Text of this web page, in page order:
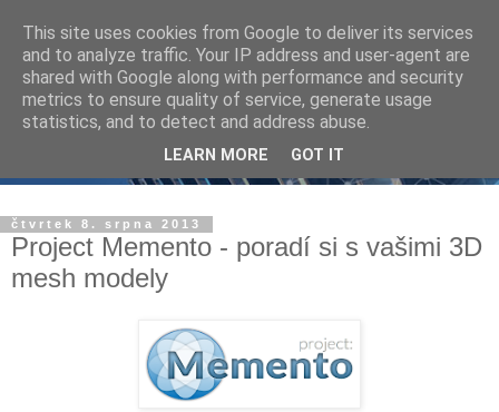
čtvrtek 8. srpna 2013
Project Memento - poradí si s vašimi 3D
mesh modely
This site uses cookies from Google to deliver its services
and to analyze traffic. Your IP address and user-agent are
shared with Google along with performance and security
metrics to ensure quality of service, generate usage
statistics, and to detect and address abuse.
LEARN MORE GOT IT